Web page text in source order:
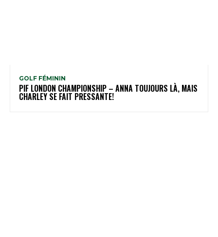
GOLF FÉMININ
PIF LONDON CHAMPIONSHIP – ANNA TOUJOURS LÀ, MAIS
CHARLEY SE FAIT PRESSANTE!